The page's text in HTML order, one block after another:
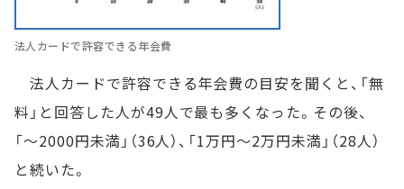
法人カードで許容できる年会費
法人カードで許容できる年会費の目安を聞くと、「無
料」と回答した人が49人で最も多くなった。その後、
「～2000円未満」（36人）、「1万円～2万円未満」（28人）
と続いた。